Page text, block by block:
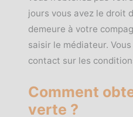
jours vous avez le droit
demeure à votre
saisir le médiateur.
contact sur les
Comment
verte ?